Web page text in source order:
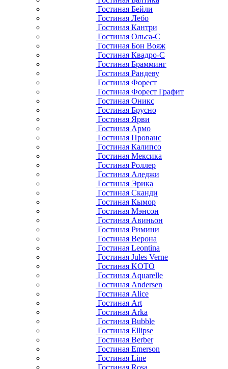
Гостиная Бейли
Гостиная Лебо
Гостиная Кантри
Гостиная Ольса-С
Гостиная Бон Вояж
Гостиная Квадро-С
Гостиная Брамминг
Гостиная Рандеву
Гостиная Форест
Гостиная Форест Графит
Гостиная Оникс
Гостиная Брусно
Гостиная Ярви
Гостиная Армо
Гостиная Прованс
Гостиная Калипсо
Гостиная Мексика
Гостиная Роллер
Гостиная Аледжи
Гостиная Эрика
Гостиная Сканди
Гостиная Кымор
Гостиная Мэнсон
Гостиная Авиньон
Гостиная Римини
Гостиная Верона
Гостиная Leontina
Гостиная Jules Verne
Гостиная KOTO
Гостиная Aquarelle
Гостиная Andersen
Гостиная Alice
Гостиная Art
Гостиная Arka
Гостиная Bubble
Гостиная Ellipse
Гостиная Berber
Гостиная Emerson
Гостиная Line
Гостиная Rosa